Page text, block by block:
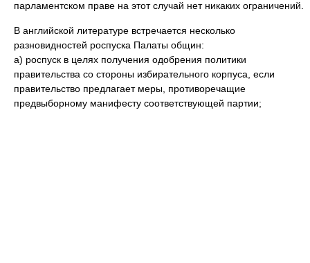
парламентском праве на этот случай нет никаких ограничений.
В английской литературе встречается несколько
разновидностей роспуска Палаты общин:
а) роспуск в целях получения одобрения политики
правительства со стороны избирательного корпуса, если
правительство предлагает меры, противоречащие
предвыборному манифесту соответствующей партии;